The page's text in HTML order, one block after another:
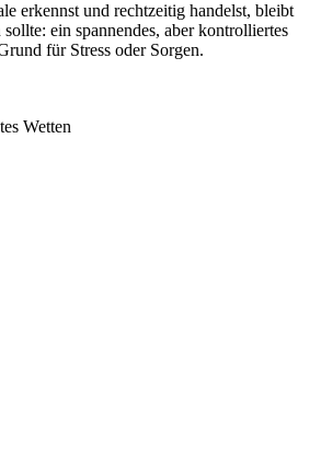
erkennst und rechtzeitig handelst, bleibt
sollte: ein spannendes, aber kontrolliertes
für Stress oder Sorgen.
Wetten